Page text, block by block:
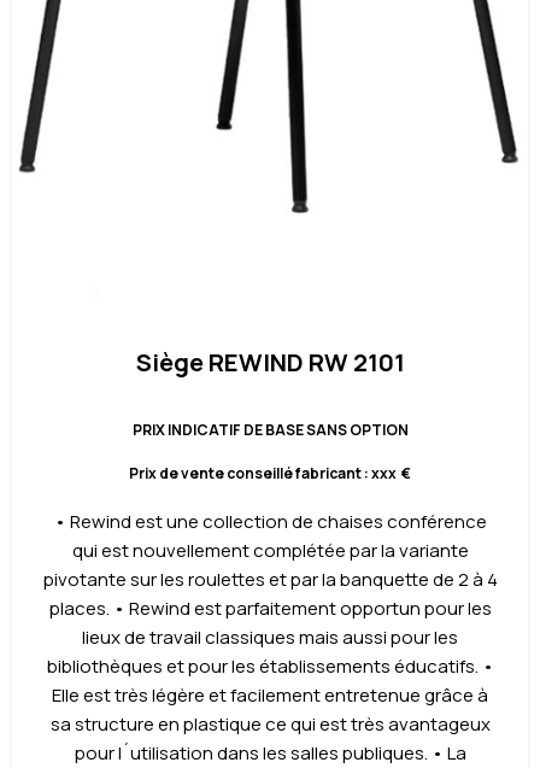
Siège REWIND RW 2101
PRIX INDICATIF DE BASE SANS OPTION
Prix de vente conseillé fabricant : xxx €
• Rewind est une collection de chaises conférence
qui est nouvellement complétée par la variante
pivotante sur les roulettes et par la banquette de 2 à 4
places. • Rewind est parfaitement opportun pour les
lieux de travail classiques mais aussi pour les
bibliothèques et pour les établissements éducatifs. •
Elle est très légère et facilement entretenue grâce à
sa structure en plastique ce qui est très avantageux
pour l´utilisation dans les salles publiques. • La